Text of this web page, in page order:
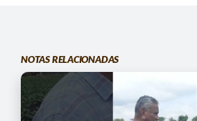
NOTAS RELACIONADAS